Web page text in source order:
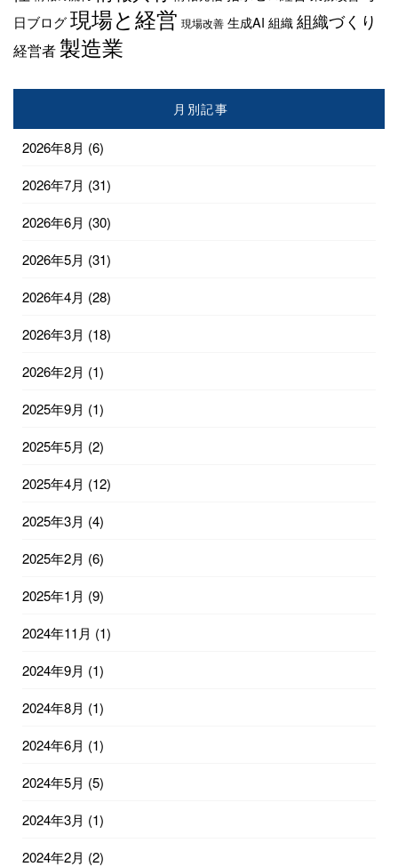
日ブログ現場と経営 現場改善 生成AI 組織 組織づくり
経営者 製造業
月別記事
2026年8月 (6)
2026年7月 (31)
2026年6月 (30)
2026年5月 (31)
2026年4月 (28)
2026年3月 (18)
2026年2月 (1)
2025年9月 (1)
2025年5月 (2)
2025年4月 (12)
2025年3月 (4)
2025年2月 (6)
2025年1月 (9)
2024年11月 (1)
2024年9月 (1)
2024年8月 (1)
2024年6月 (1)
2024年5月 (5)
2024年3月 (1)
2024年2月 (2)